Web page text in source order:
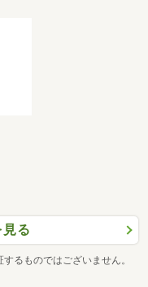
る
るものではございません。